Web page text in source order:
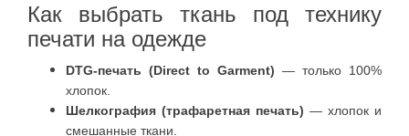
Как выбрать ткань под технику
печати на одежде
DTG-печать (Direct to Garment) — только 100%
хлопок.
Шелкография (трафаретная печать) — хлопок и
смешанные ткани.